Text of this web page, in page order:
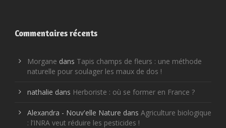
Commentaires récents
Morgane dans Tapis champs de fleurs : une méthode
naturelle pour soulager les maux de dos !
nathalie dans Herboriste : où se former en France ?
Alexandra - Nouv'elle Nature dans Agriculture biologique
: l’INRA veut réduire les pesticides !